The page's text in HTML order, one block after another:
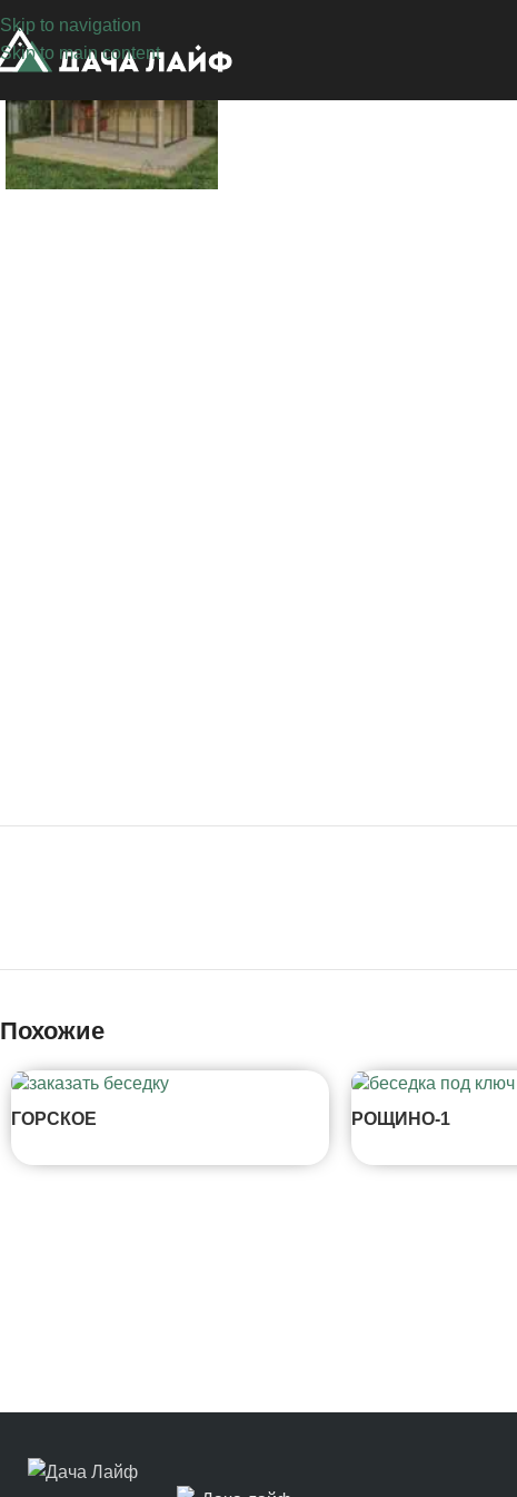
Skip to navigation
Skip to main content
Похожие
ГОРСКОЕ РОЩИНО-1